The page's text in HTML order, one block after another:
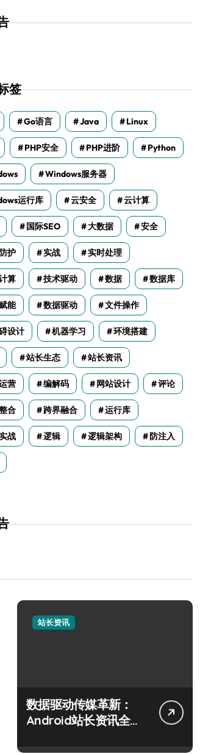
签
Go语言 Java Linux
PHP安全 PHP进阶 Python
Windows服务器
运行库 云安全 云计算
国际SEO 大数据 安全
护 实战 实时处理
算 技术驱动 数据 数据库
能 数据驱动 文件操作
设计 机器学习 环境搭建
站长生态 站长资讯
营 编解码 网站设计 评论
合 跨界融合 运行库
战 逻辑 逻辑架构 防注入
站长资讯
数据驱动传媒革新：
Android站长资讯全攻